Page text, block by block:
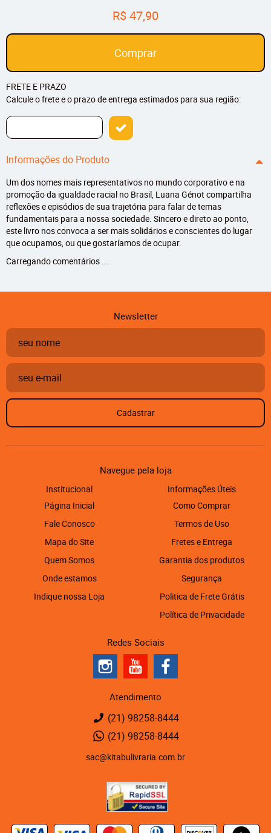
R$ 47,90
Comprar
FRETE E PRAZO
Calcule o frete e o prazo de entrega estimados para sua região:
Informações do Produto
Um dos nomes mais representativos no mundo corporativo e na
promoção da igualdade racial no Brasil, Luana Génot compartilha
reflexões e episódios de sua trajetória para falar de temas
fundamentais para a nossa sociedade. Sincero e direto ao ponto,
este livro nos convoca a ser mais solidários e conscientes do lugar
que ocupamos, ou que gostaríamos de ocupar.
Carregando comentários ...
Newsletter
Cadastrar
Navegue pela loja
Institucional
Página Inicial
Fale Conosco
Mapa do Site
Quem Somos
Onde estamos
Indique nossa Loja
Informações Úteis
Como Comprar
Termos de Uso
Fretes e Entrega
Garantia dos produtos
Segurança
Politica de Frete Grátis
Política de Privacidade
Redes Sociais
Atendimento
(21) 98258-8444
(21) 98258-8444
sac@kitabulivraria.com.br